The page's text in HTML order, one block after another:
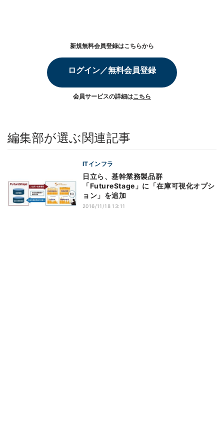
新規無料会員登録はこちらから
ログイン／無料会員登録
会員サービスの詳細はこちら
編集部が選ぶ関連記事
ITインフラ
日立ら、基幹業務製品群
「FutureStage」に「在庫可視化オプシ
ョン」を追加
2016/11/18 13:11